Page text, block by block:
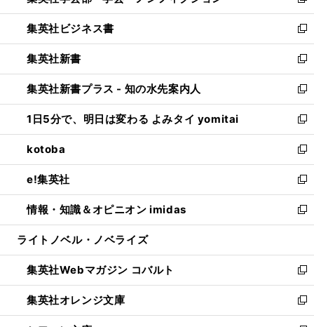
開
く
ウ
で
開
く
ン
ド
ウ
で
開
く
し
い
ウ
ィ
ン
ド
ウ
で
開
く
集英社ビジネス書
新
し
い
ウ
ィ
ン
ド
ウ
で
開
く
集英社新書
新
し
い
ウ
ィ
ン
ド
ウ
で
開
く
集英社新書プラス - 知の水先案内人
新
し
い
ウ
ィ
ン
ド
ウ
で
開
1日5分で、明日は変わる よみタイ yomitai
新
し
い
ウ
ィ
ン
ド
ウ
開
く
kotoba
新
し
い
ウ
ィ
ン
ウ
で
開
く
e!集英社
新
し
い
ウ
ン
ド
ウ
で
開
情報・知識＆オピニオン imidas
新
し
ウ
ィ
ン
ド
ウ
ライトノベル・ノベライズ
集英社Webマガジン コバルト
新
し
い
ウ
集英社オレンジ文庫
新
し